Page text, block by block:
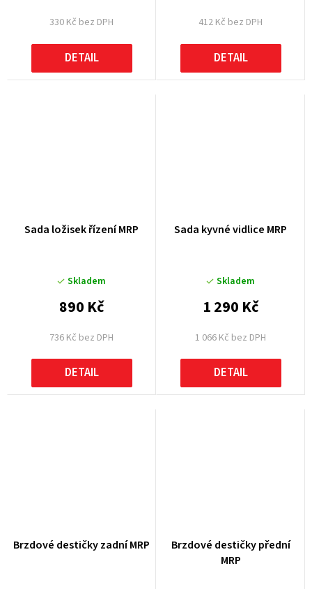
330 Kč bez DPH
DETAIL
412 Kč bez DPH
DETAIL
Sada ložisek řízení MRP
Skladem
736 Kč bez DPH
890 Kč
DETAIL
Sada kyvné vidlice MRP
Skladem
1 066 Kč bez DPH
1 290 Kč
DETAIL
Brzdové destičky zadní MRP
Brzdové destičky přední
MRP